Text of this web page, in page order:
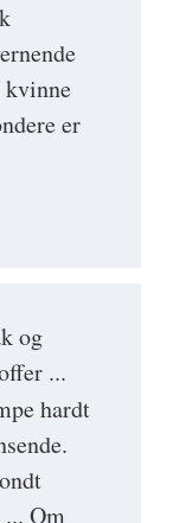
kvinne
er
og
...
hardt
Om